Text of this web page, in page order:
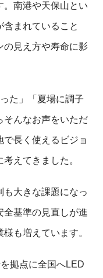
。南港や天保山とい
含まれていること
の見え方や寿命に影
た」「夏場に調子
そんなお声をいただ
で長く使えるビジョ
えてきました。
も大きな課題になっ
全基準の見直しが進
も増えています。
拠点に全国へLED